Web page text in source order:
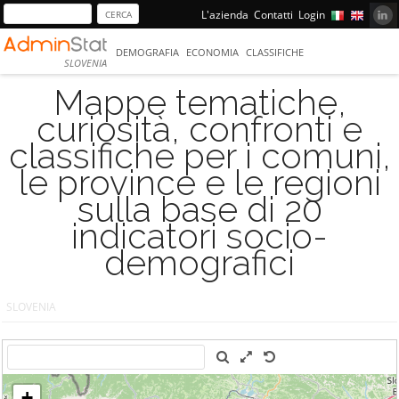
L'azienda Contatti Login
SLOVENIA
DEMOGRAFIA ECONOMIA CLASSIFICHE
Mappe tematiche,
curiosità, confronti e
classifiche per i comuni,
le province e le regioni
sulla base di 20
indicatori socio-
demografici
SLOVENIA